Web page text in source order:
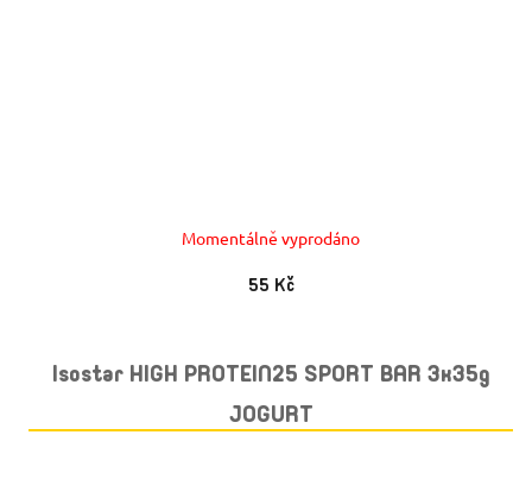
Momentálně vyprodáno
55 Kč
Isostar HIGH PROTEIN25 SPORT BAR 3x35g
JOGURT